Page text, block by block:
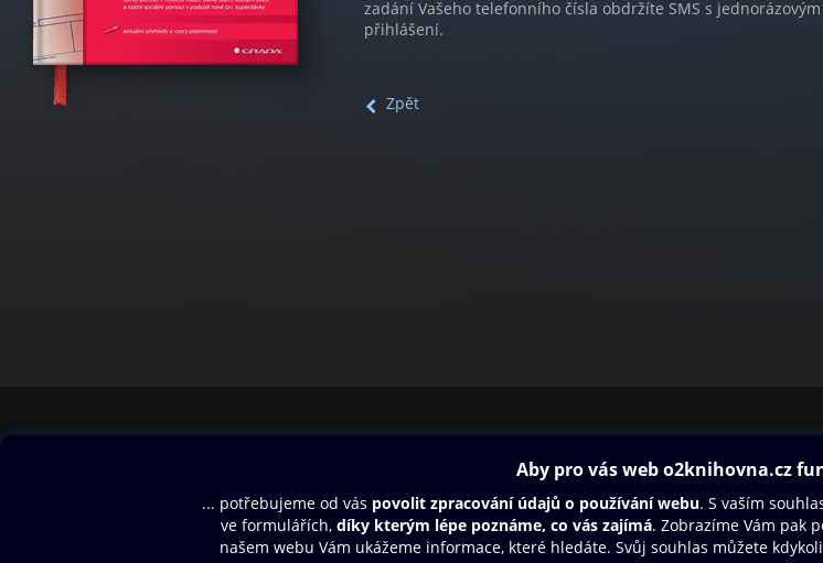
zadání Vašeho telefonního čísla obdržíte SMS s
přihlášení.
Zpět
Aplikace a hry
SMS/MMS Info
Blog
Dárkový poukaz
Nápověda
Oneplay Originály
Sport